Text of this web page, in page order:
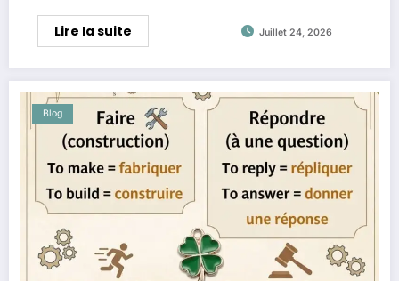
Lire la suite Juillet 24, 2026
Blog